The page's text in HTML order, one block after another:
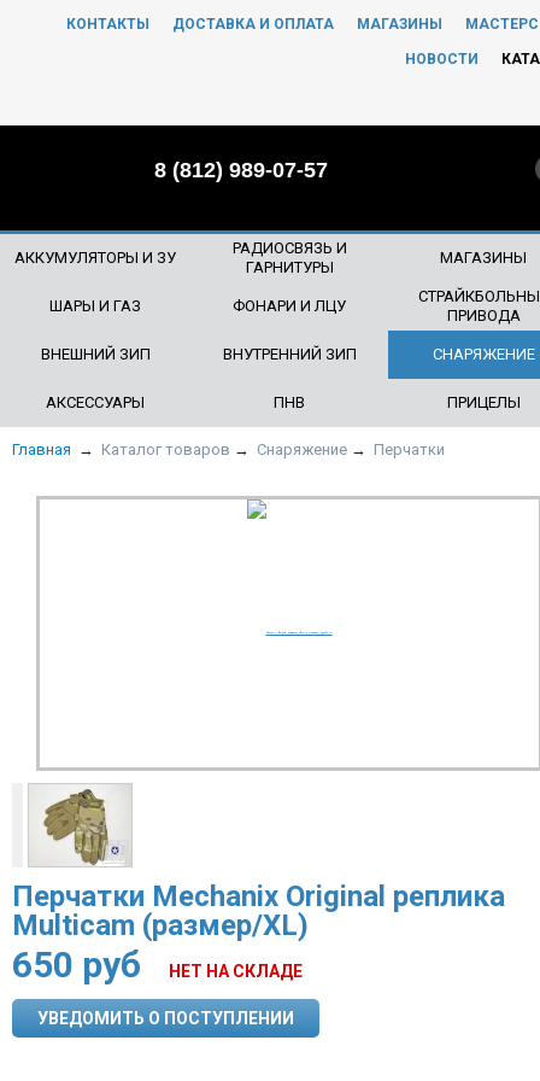
КОНТАКТЫ ДОСТАВКА И ОПЛАТА МАГАЗИНЫ
НОВОСТИ
8 (812) 989-07-57
АККУМУЛЯТОРЫ И ЗУ
РАДИОСВЯЗЬ И
ГАРНИТУРЫ
МАГАЗИНЫ
ШАРЫ И ГАЗ ФОНАРИ И ЛЦУ
ПРИВОДА
ВНЕШНИЙ ЗИП ВНУТРЕННИЙ ЗИП СНАРЯЖЕНИЕ
АКСЕССУАРЫ ПНВ ПРИЦЕЛЫ
Главная → Каталог товаров → Снаряжение→ Перчатки
Перчатки Mechanix Original реплика
Multicam (размер/XL)
650 руб НЕТ НА СКЛАДЕ
УВЕДОМИТЬ О ПОСТУПЛЕНИИ
ЧТО БУДЕМ ИСКАТЬ?